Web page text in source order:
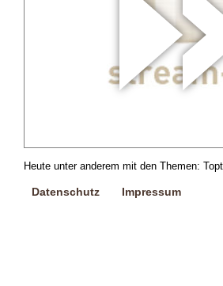
Heute unter anderem mit den Themen:
Datenschutz Impressum